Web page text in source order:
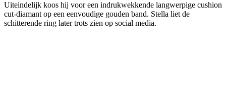
Uiteindelijk koos hij voor een indrukwekkende langwerpige cushion
cut-diamant op een eenvoudige gouden band. Stella liet de
schitterende ring later trots zien op social media.